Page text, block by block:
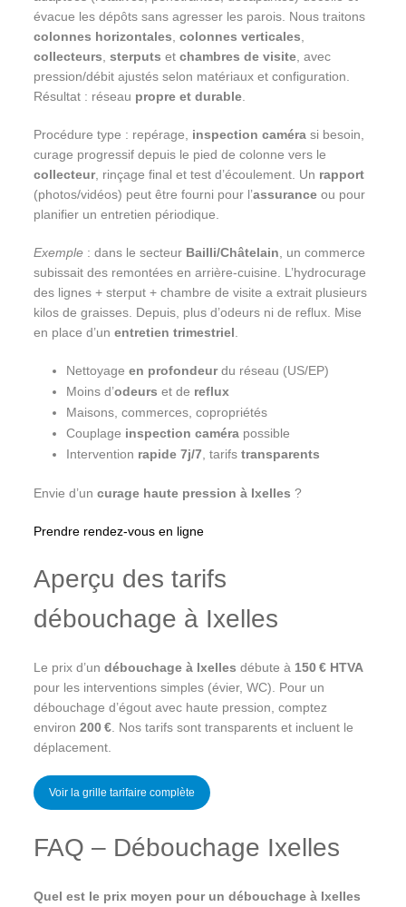
évacue les dépôts sans agresser les parois. Nous traitons
colonnes horizontales ,colonnes verticales
collecteurs ,sterputs etchambres de visite , avec
pression/débit ajustés selon matériaux et configuration.
Résultat : réseau propre et durable
Procédure type : repérage, inspection caméra si besoin,
curage progressif depuis le pied de colonne vers le
collecteur, rinçage final et test d’écoulement. Un rapport
(photos/vidéos) peut être fourni pour l’assurance ou pour
planifier un entretien périodique.
Exemple : dans le secteur Bailli/Châtelain , un commerce
subissait des remontées en arrière-cuisine. L’hydrocurage
des lignes + sterput + chambre de visite a extrait plusieurs
kilos de graisses. Depuis, plus d’odeurs ni de reflux. Mise
en place d’unentretien trimestriel
Nettoyageen profondeurdu réseau (US/EP)
Moins d’odeurs et de reflux
Maisons, commerces, copropriétés
Couplage inspection caméra possible
Intervention rapide 7j/7 , tarifstransparents
Envie d’uncurage haute pression à Ixelles ?
Prendre rendez-vous en ligne
Aperçu des tarifs
débouchage à Ixelles
Le prix d’undébouchage à Ixelles débute à 150 € HTVA
pour les interventions simples (évier, WC). Pour un
débouchage d’égout avec haute pression, comptez
environ200 € . Nos tarifs sont transparents et incluent le
déplacement.
Voir la grille tarifaire complète
FAQ – Débouchage Ixelles
Quel est le prix moyen pour un débouchage à Ixelles